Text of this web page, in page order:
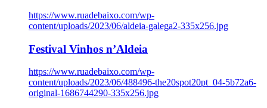
https://www.ruadebaixo.com/wp-
content/uploads/2023/06/aldeia-galega2-335x256.jpg
Festival Vinhos n’Aldeia
https://www.ruadebaixo.com/wp-
content/uploads/2023/06/488496-the20spot20pt_04-5b72a6-
original-1686744290-335x256.jpg